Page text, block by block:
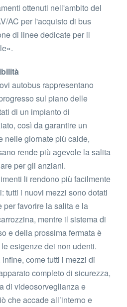
ottenuti nell'ambito del
AC per l'acquisto di bus
di linee dedicate per il
autobus rappresentano
sul piano delle
di un impianto di
così da garantire un
nelle giornate più calde,
rende più agevole la salita
per gli anziani.
li rendono più facilmente
tutti i nuovi mezzi sono dotati
per favorire la salita e la
mentre il sistema di
e della prossima fermata è
esigenze dei non udenti.
come tutti i mezzi di
completo di sicurezza,
di videosorveglianza e
che accade all’interno e